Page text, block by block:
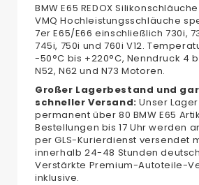
BMW E65 REDOX
VMQ Hochleistungsschläuche
7er E65/E66 einschließlich 730i,
745i, 750i und 760i V12.
-50°C bis +220°C, Nenndruck 4
N52, N62 und N73 Motoren.
Großer Lagerbestand und
schneller Versand: Unser
permanent über 80 BMW E65
Bestellungen bis 17 Uhr werden
per GLS-Kurierdienst versendet
innerhalb 24-48 Stunden
Verstärkte Premium-Autoteile-
inklusive.